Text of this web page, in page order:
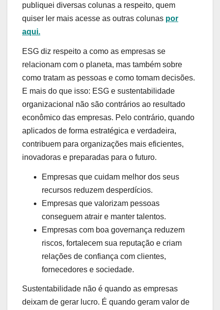
publiquei diversas colunas a respeito, quem
quiser ler mais acesse as outras colunas por
aqui.
ESG diz respeito a como as empresas se
relacionam com o planeta, mas também sobre
como tratam as pessoas e como tomam decisões.
E mais do que isso: ESG e sustentabilidade
organizacional não são contrários ao resultado
econômico das empresas. Pelo contrário, quando
aplicados de forma estratégica e verdadeira,
contribuem para organizações mais eficientes,
inovadoras e preparadas para o futuro.
Empresas que cuidam melhor dos seus
recursos reduzem desperdícios.
Empresas que valorizam pessoas
conseguem atrair e manter talentos.
Empresas com boa governança reduzem
riscos, fortalecem sua reputação e criam
relações de confiança com clientes,
fornecedores e sociedade.
Sustentabilidade não é quando as empresas
deixam de gerar lucro. É quando geram valor de